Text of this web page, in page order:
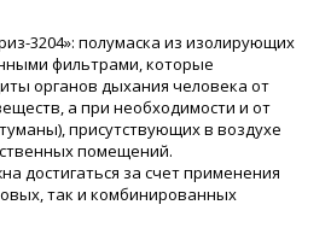
3204»: полумаска из изолирующих
фильтрами, которые
органов дыхания человека от
а при необходимости и от
присутствующих в воздухе
помещений.
достигаться за счет применения
так и комбинированных